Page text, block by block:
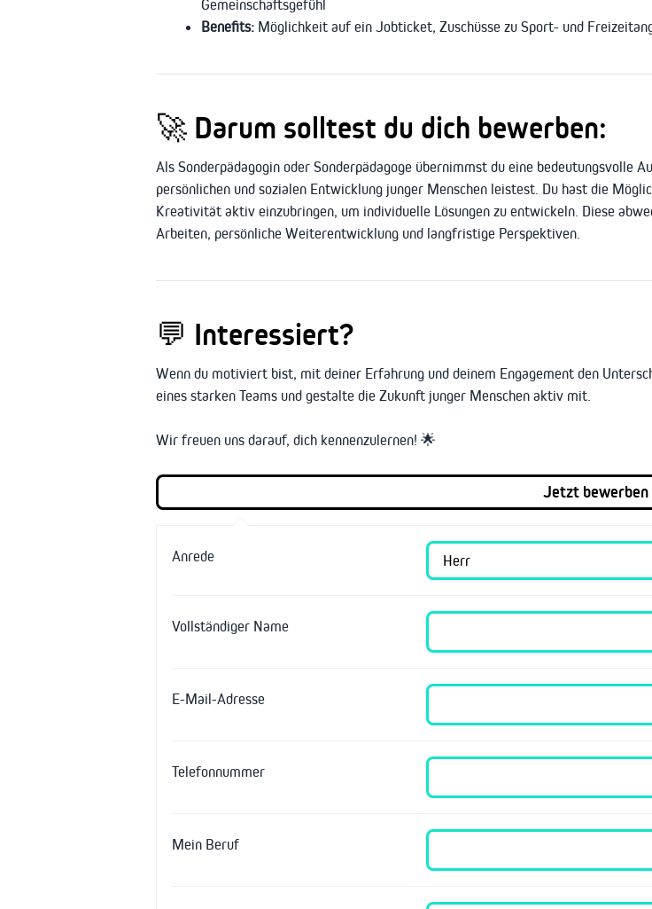
Gemeinschaftsgefühl
Benefits: Möglichkeit auf ein Jobticket, Zuschüsse zu Sport- und
🚀 Darum solltest du dich bewerben:
Als Sonderpädagogin oder Sonderpädagoge übernimmst du eine bedeutungsvolle
persönlichen und sozialen Entwicklung junger Menschen leistest. Du hast die
Kreativität aktiv einzubringen, um individuelle Lösungen zu entwickeln. Diese
Arbeiten, persönliche Weiterentwicklung und langfristige Perspektiven.
💬 Interessiert?
Wenn du motiviert bist, mit deiner Erfahrung und deinem Engagement den
eines starken Teams und gestalte die Zukunft junger Menschen aktiv mit.
Wir freuen uns darauf, dich kennenzulernen! 🌟
Anrede
Vollständiger Name
E-Mail-Adresse
Telefonnummer
Mein Beruf